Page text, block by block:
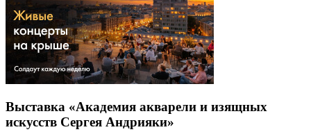
Выставка «Академия акварели и изящных
искусств Сергея Андрияки»